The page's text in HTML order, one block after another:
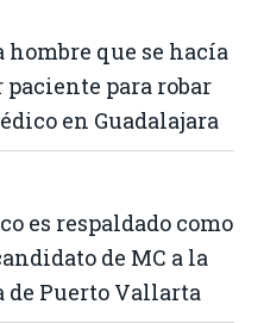
hombre que se hacía
paciente para robar
en Guadalajara
es respaldado como
de MC a la
de Puerto Vallarta